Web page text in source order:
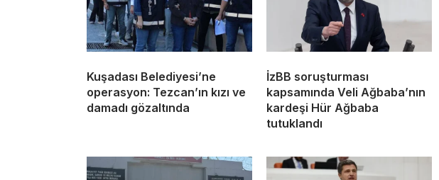
Kuşadası Belediyesi’ne
operasyon: Tezcan’ın kızı ve
damadı gözaltında
İzBB soruşturması
kapsamında Veli Ağbaba’nın
kardeşi Hür Ağbaba
tutuklandı